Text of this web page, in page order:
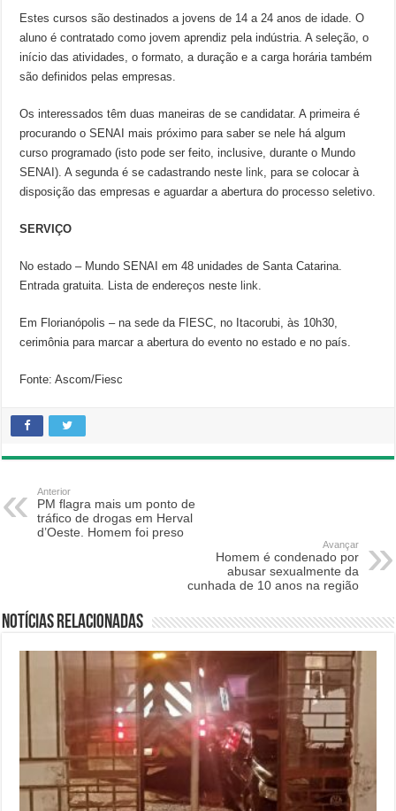
Estes cursos são destinados a jovens de 14 a 24 anos de idade. O
aluno é contratado como jovem aprendiz pela indústria. A seleção, o
início das atividades, o formato, a duração e a carga horária também
são definidos pelas empresas.
Os interessados têm duas maneiras de se candidatar. A primeira é
procurando o SENAI mais próximo para saber se nele há algum
curso programado (isto pode ser feito, inclusive, durante o Mundo
SENAI). A segunda é se cadastrando neste link , para se colocar à
disposição das empresas e aguardar a abertura do processo seletivo.
SERVIÇO
No estado – Mundo SENAI em 48 unidades de Santa Catarina.
Entrada gratuita. Lista de endereços nestelink
Em Florianópolis – na sede da FIESC, no Itacorubi, às 10h30,
cerimônia para marcar a abertura do evento no estado e no país.
Fonte: Ascom/Fiesc
Anterior
PM flagra mais um ponto de
tráfico de drogas em Herval
d’Oeste. Homem foi preso
Avançar
Homem é condenado por
abusar sexualmente da
cunhada de 10 anos na região
Notícias relacionadas